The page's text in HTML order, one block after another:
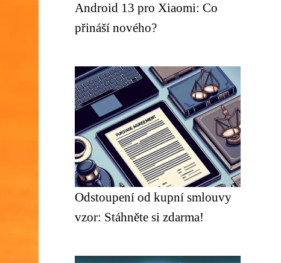
Android 13 pro Xiaomi: Co
přináší nového?
Odstoupení od kupní smlouvy
vzor: Stáhněte si zdarma!